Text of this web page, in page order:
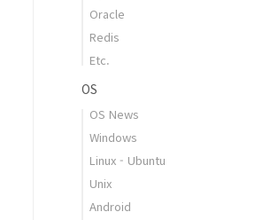
Oracle
Redis
Etc.
OS
OS News
Windows
Linux - Ubuntu
Unix
Android